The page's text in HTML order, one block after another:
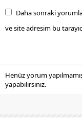
Daha sonraki
ve site adresim bu
Henüz yorum
yapabilirsiniz.